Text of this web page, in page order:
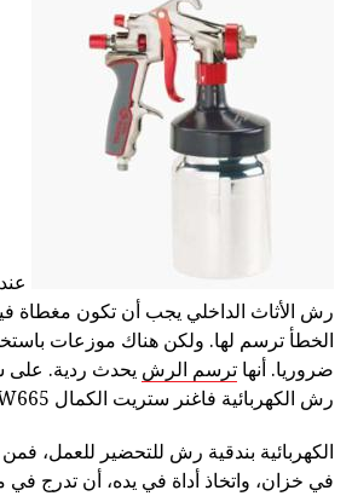
رش الأثاث الداخلي يجب أن تكون مغطاة
الخطأ ترسم لها. ولكن هناك موزعات
ضروريا. أنها ترسم الرش يحدث ردية. على
رش الكهربائية فاغنر ستريت الكمال W665.
الكهربائية بندقية رش للتحضير للعمل،
في خزان، واتخاذ أداة في يده، أن تدرج